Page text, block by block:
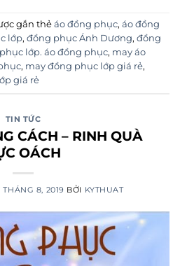
gắn thẻ áo đồng phục, áo đồng
lớp, đồng phục Ánh Dương, đồng
lớp. áo đồng phục, may áo
, may đồng phục lớp giá rẻ,
giá rẻ
TIN TỨC
CÁCH – RINH QUÀ
OÁCH
THÁNG 8, 2019 BỞI KYTHUAT